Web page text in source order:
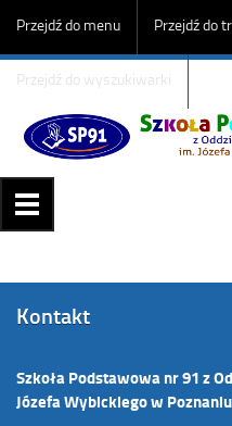
Przejdź do menu Przejdź do
Przejdź do wyszukiwarki
Kontakt
Szkoła Podstawowa nr 91 z
Józefa Wybickiego w Poznaniu